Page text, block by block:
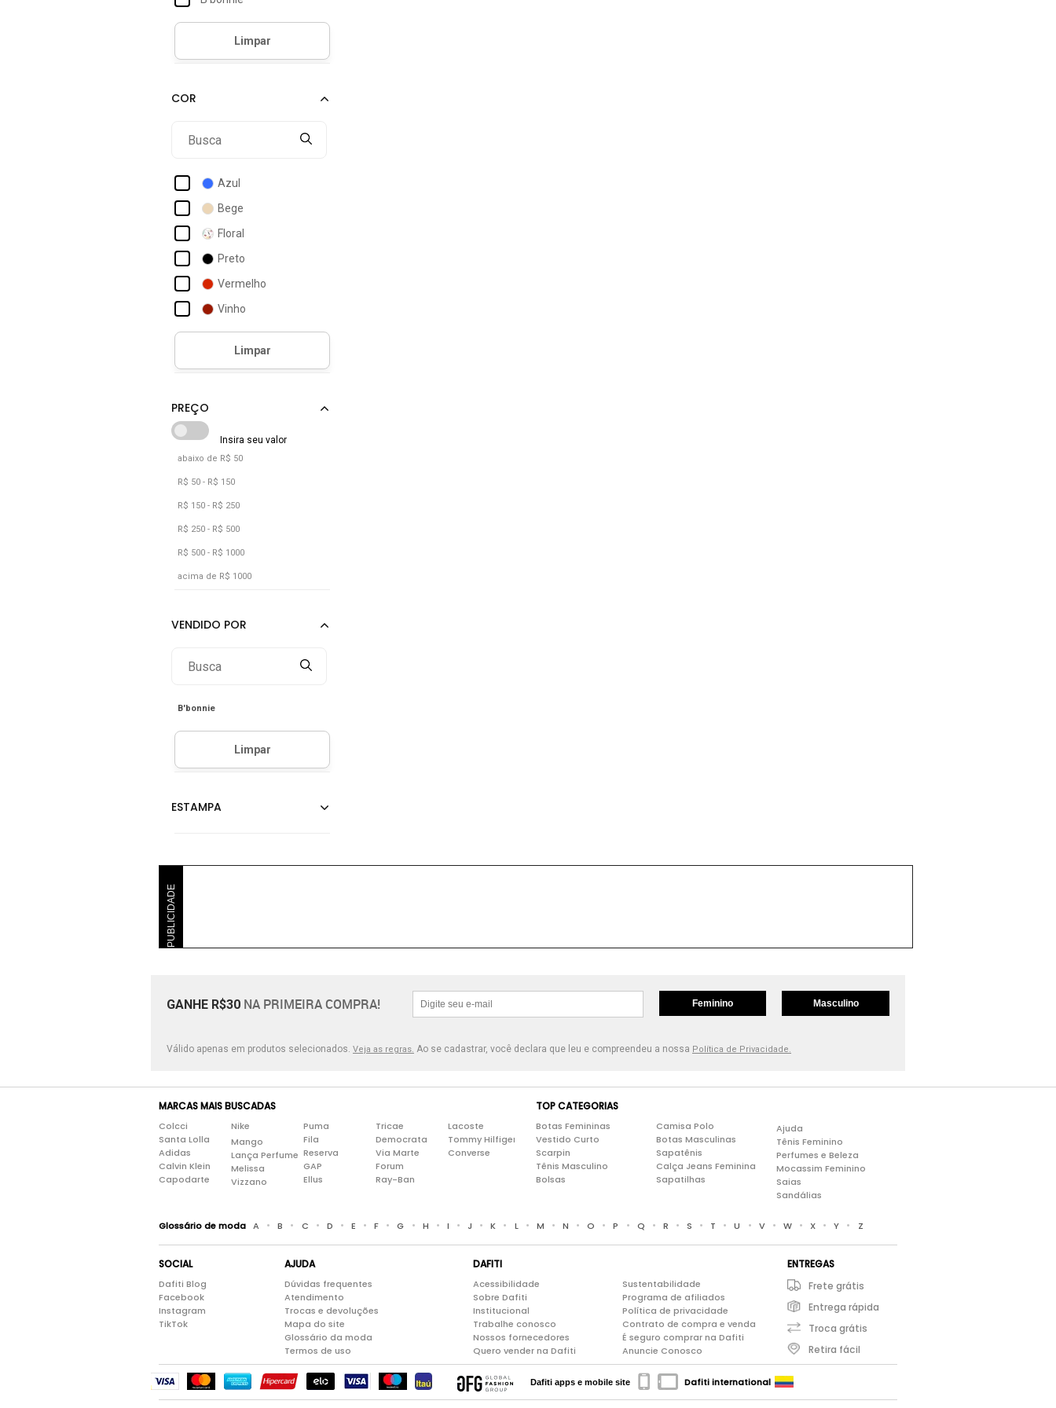
Azul
Bege
Floral
Preto
Vermelho
Vinho
abaixo de R$ 50
R$ 50 - R$ 150
R$ 150 - R$ 250
R$ 250 - R$ 500
R$ 500 - R$ 1000
acima de R$ 1000
B'bonnie
PUBLICIDADE
GANHE R$30 NA PRIMEIRA COMPRA! Feminino Masculino
Válido apenas em produtos selecionados. Veja as regras. Ao se cadastrar, você declara que leu e compreendeu a nossa Política de Privacidade.
MARCAS MAIS BUSCADAS
Colcci
Santa Lolla
Adidas
Calvin Klein
Capodarte
Nike
Mango
Lança Perfume
Melissa
Vizzano
Puma
Fila
Reserva
GAP
Ellus
Tricae
Democrata
Via Marte
Forum
Ray-Ban
Lacoste
Tommy Hilfiger
Converse
TOP CATEGORIAS
Botas Femininas
Vestido Curto
Scarpin
Tênis Masculino
Bolsas
Camisa Polo
Botas Masculinas
Sapatênis
Calça Jeans Feminina
Sapatilhas
Ajuda
Tênis Feminino
Perfumes e Beleza
Mocassim Feminino
Saias
Sandálias
Glossário de moda A • B • C • D • E • F • G • H • I • J • K • L • M • N • O • P • Q • R • S • T • U • V • W • X • Y • Z
SOCIAL
Dafiti Blog
Facebook
Instagram
TikTok
AJUDA
Dúvidas frequentes
Atendimento
Trocas e devoluções
Mapa do site
Glossário da moda
Termos de uso
DAFITI
Acessibilidade
Sobre Dafiti
Institucional
Trabalhe conosco
Nossos fornecedores
Quero vender na Dafiti
Sustentabilidade
Programa de afiliados
Política de privacidade
Contrato de compra e venda
É seguro comprar na Dafiti
Anuncie Conosco
ENTREGAS
Frete grátis
Entrega rápida
Troca grátis
Retira fácil
Dafiti apps e mobile site Dafiti international